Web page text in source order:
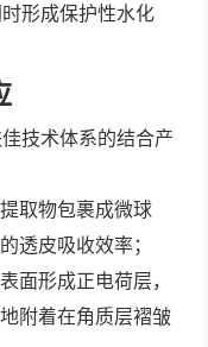
形成保护性水化
技术体系的结合产
取物包裹成微球
透皮吸收效率；
面形成正电荷层，
附着在角质层褶皱